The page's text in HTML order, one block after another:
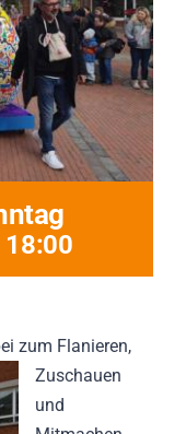
18:00
zum Flanieren,
Zuschauen
und